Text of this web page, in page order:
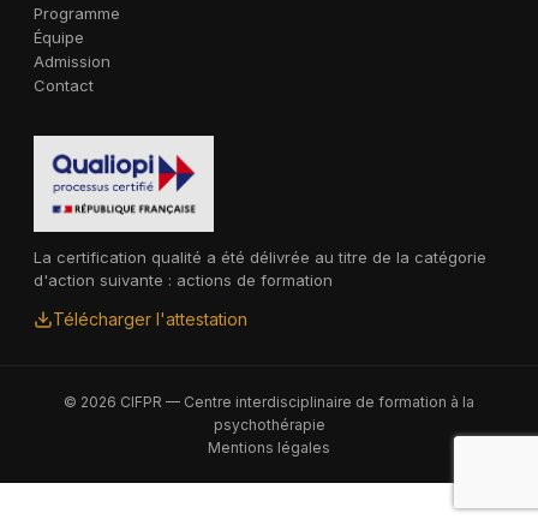
Programme
Équipe
Admission
Contact
La certification qualité a été délivrée au titre de la catégorie
d'action suivante : actions de formation
Télécharger l'attestation
© 2026 CIFPR — Centre interdisciplinaire de formation à la
psychothérapie
Mentions légales